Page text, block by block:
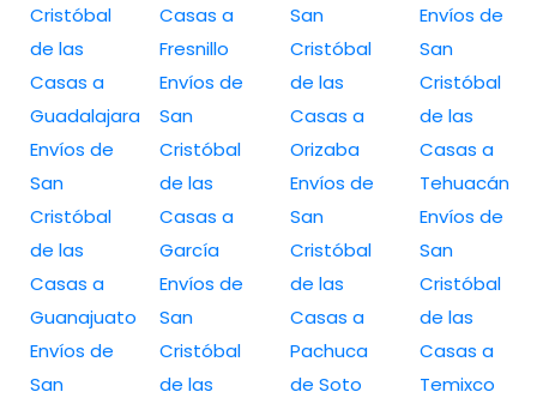
Cristóbal
de las
Casas a
Guadalajara
Envíos de
San
Cristóbal
de las
Casas a
Guanajuato
Envíos de
San
Casas a
Fresnillo
Envíos de
San
Cristóbal
de las
Casas a
García
Envíos de
San
Cristóbal
de las
San
Cristóbal
de las
Casas a
Orizaba
Envíos de
San
Cristóbal
de las
Casas a
Pachuca
de Soto
Envíos de
San
Cristóbal
de las
Casas a
Tehuacán
Envíos de
San
Cristóbal
de las
Casas a
Temixco